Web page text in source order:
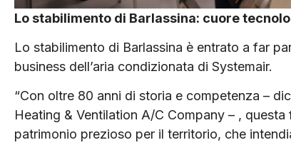
Lo stabilimento di Barlassina: cuore
Lo stabilimento di Barlassina è entrato a far
business dell’aria condizionata di Systemair.
“Con oltre 80 anni di storia e competenza –
Heating & Ventilation A/C Company – ,
patrimonio prezioso per il territorio, che